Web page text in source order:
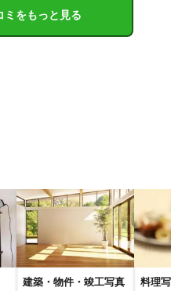
ミをもっと見る
建築・物件・竣工写真 料理